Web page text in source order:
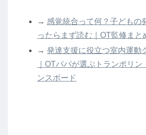
→ 感覚統合って何？子どもの
ったらまず読む｜OT監修まと
→発達支援に役立つ室内運動
｜OTパパが選ぶトランポリン
ンスボード